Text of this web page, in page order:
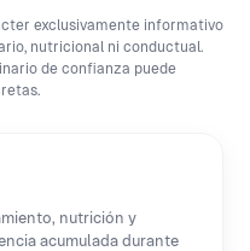
exclusivamente informativo
nutricional ni conductual.
de confianza puede
nutrición y
acumulada durante